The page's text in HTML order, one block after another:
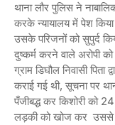
थाना लौर पुलिस ने
करके न्यायालय में पेश
उसके परिजनों को सुपुर्द
दुष्‍कर्म करने वाले अरोपी
ग्राम डिघौल निवासी पिता
कराई गई थी, सूचना पर
पँजीबद्ध कर किशोरी को
लड़की को खोज कर उससे